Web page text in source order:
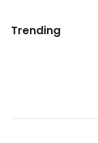
Trending